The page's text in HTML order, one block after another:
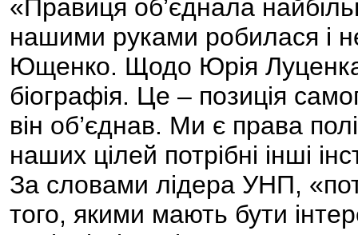
«Правиця об’єднала
нашими руками робилася і
Ющенко. Щодо Юрія Луценка
біографія. Це – позиція
він об’єднав. Ми є права
наших цілей потрібні інші
За словами лідера УНП,
того, якими мають бути